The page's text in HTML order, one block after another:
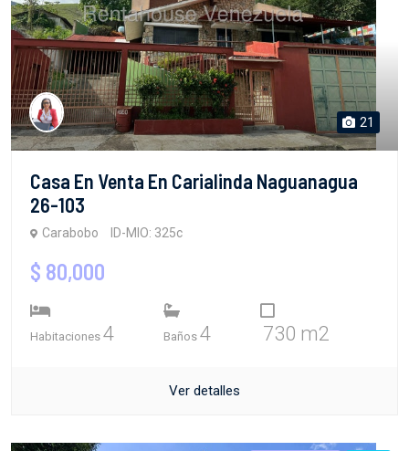
21
Casa En Venta En Carialinda Naguanagua
26-103
Carabobo ID-MIO: 325c
$ 80,000
Habitaciones 4 Baños 4 730 m2
Ver detalles